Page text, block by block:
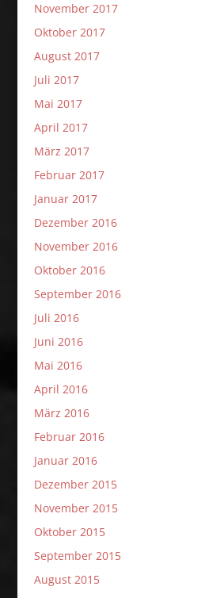
November 2017
Oktober 2017
August 2017
Juli 2017
Mai 2017
April 2017
März 2017
Februar 2017
Januar 2017
Dezember 2016
November 2016
Oktober 2016
September 2016
Juli 2016
Juni 2016
Mai 2016
April 2016
März 2016
Februar 2016
Januar 2016
Dezember 2015
November 2015
Oktober 2015
September 2015
August 2015